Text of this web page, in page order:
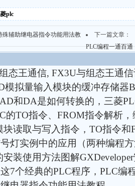
plc
殊辅助继电器指令功能用法教
下一篇文章：
PLC编程一通百通
态王通信, FX3U与组态王通
模拟量输入模块的缓冲存储器
和DA是如何转换的，三菱
的TO指令、FROM指令解析
块读取与写入指令，TO指令
灯实例中的应用（两种编程
装使用方法图解
这7个经典的PLC程序，PLC编